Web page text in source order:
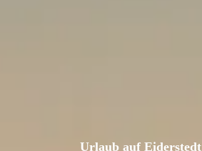
Urlaub auf Eiderstedt